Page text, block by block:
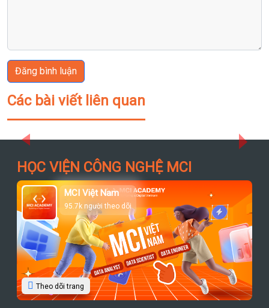
Đăng bình luận
Các bài viết liên quan
Previous
HỌC VIỆN CÔNG NGHỆ MCI
MCI Việt Nam
95.7k người theo dõi
Theo dõi trang